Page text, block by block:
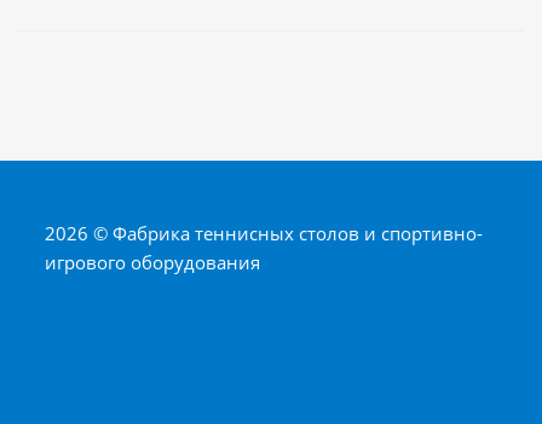
2026 © Фабрика теннисных столов и спортивно-
игрового оборудования